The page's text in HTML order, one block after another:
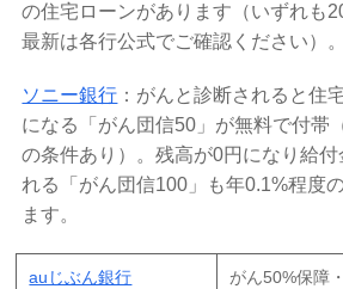
の住宅ローンがあります（いずれも
最新は各行公式でご確認ください）。
ソニー銀行 ：がんと診断されると住
になる「がん団信50」が無料で付帯
の条件あり）。残高が0円になり給
れる「がん団信100」も年0.1%程度
ます。
auじぶん銀行
がん50%保障